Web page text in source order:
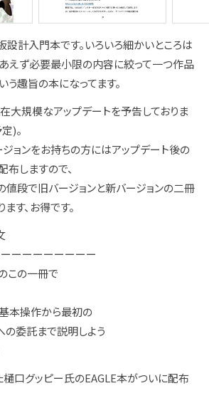
計入門本です。いろいろ細かいところは
あえず必要最小限の内容に絞って一つ作品
う趣旨の本になってます。
大規模なアップデートを予告しておりま
)。
ョンをお持ちの方にはアップデート後の
しますので、
値段で旧バージョンと新バージョンの二冊
す、お得です。
ーーーーーーーー
この一冊で
本操作から最初の
の委託まで説明しよう
口グッピー氏のEAGLE本がついに配布